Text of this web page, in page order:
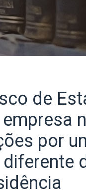
de
por